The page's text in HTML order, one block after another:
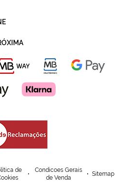
de
Condicoes Gerais
de Venda
Sitemap